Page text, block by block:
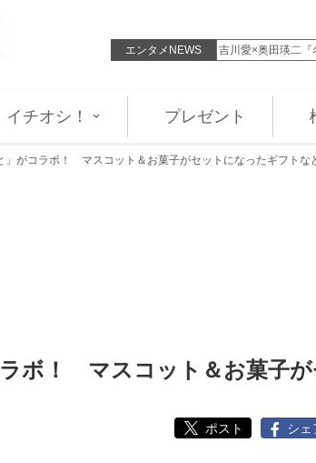
エンタメNEWS
イナイ・岡村隆史＆… 「Mトーナメント
イチオシ！ プレゼント
」がコラボ！ マスコット＆お菓子がセットになったギフトな
ボ！ マスコット＆お菓子が
ポスト シェ